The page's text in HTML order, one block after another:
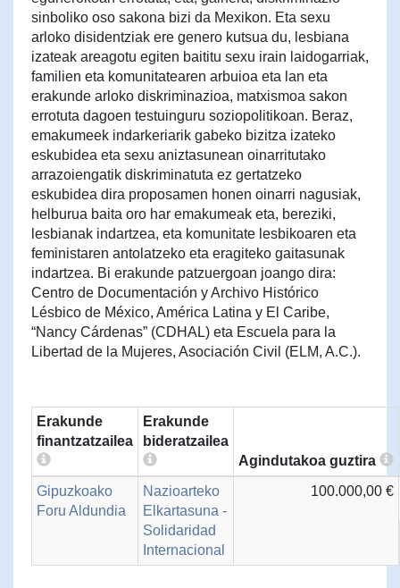
sinboliko oso sakona bizi da Mexikon. Eta sexu
arloko disidentziak ere genero kutsua du, lesbiana
izateak areagotu egiten baititu sexu irain laidogarriak,
familien eta komunitatearen arbuioa eta lan eta
erakunde arloko diskriminazioa, matxismoa sakon
errotuta dagoen testuinguru soziopolitikoan. Beraz,
emakumeek indarkeriarik gabeko bizitza izateko
eskubidea eta sexu aniztasunean oinarritutako
arrazoiengatik diskriminatuta ez gertatzeko
eskubidea dira proposamen honen oinarri nagusiak,
helburua baita oro har emakumeak eta, bereziki,
lesbianak indartzea, eta komunitate lesbikoaren eta
feministaren antolatzeko eta eragiteko gaitasunak
indartzea. Bi erakunde patzuergoan joango dira:
Centro de Documentación y Archivo Histórico
Lésbico de México, América Latina y El Caribe,
“Nancy Cárdenas” (CDHAL) eta Escuela para la
Libertad de la Mujeres, Asociación Civil (ELM, A.C.).
Erakunde
finantzatzailea
Erakunde
bideratzailea
Agindutakoa guztira
Gipuzkoako
Foru Aldundia
Nazioarteko
Elkartasuna -
Solidaridad
Internacional
100.000,00 €